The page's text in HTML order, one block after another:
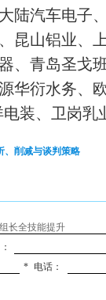
陆汽车电子
昆山铝业、
、青岛圣戈
华衍水务、
电装、卫岗
、削减与谈判策略
* 电话：